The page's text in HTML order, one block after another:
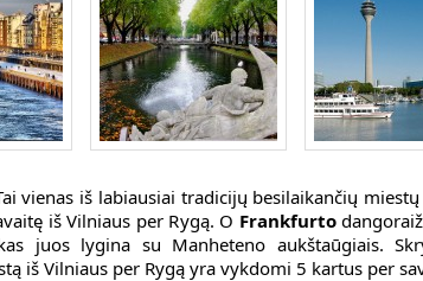
vienas iš labiausiai tradicijų besilaikančių
iš Vilniaus per Rygą. O Frankfurto
juos lygina su Manheteno aukštaūgiais.
iš Vilniaus per Rygą yra vykdomi 5 kartus per